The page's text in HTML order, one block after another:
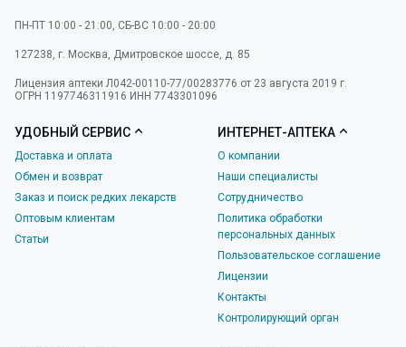
ПН-ПТ 10:00 - 21:00, СБ-ВС 10:00 - 20:00
127238 г. Москва Дмитровское шоссе, д. 85
Лицензия аптеки Л042-00110-77/00283776 от 23 августа 2019 г.
ОГРН 1197746311916 ИНН 7743301096
УДОБНЫЙ СЕРВИС
Доставка и оплата
Обмен и возврат
Заказ и поиск редких лекарств
Оптовым клиентам
Статьи
ИНТЕРНЕТ-АПТЕКА
О компании
Наши специалисты
Сотрудничество
Политика обработки
персональных данных
Пользовательское соглашение
Лицензии
Контакты
Контролирующий орган